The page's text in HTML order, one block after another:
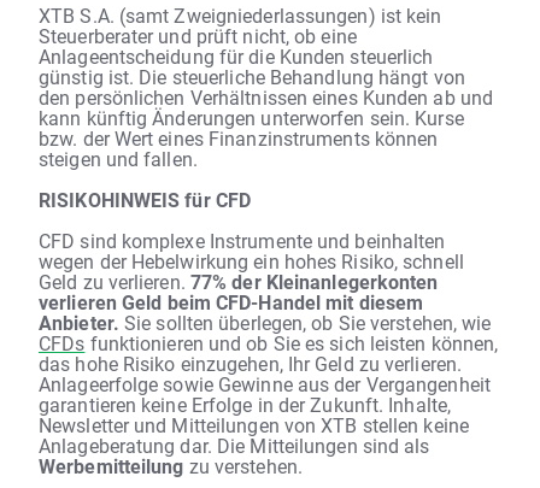
XTB S.A. (samt Zweigniederlassungen) ist kein
Steuerberater und prüft nicht, ob eine
Anlageentscheidung für die Kunden steuerlich
günstig ist. Die steuerliche Behandlung hängt von
den persönlichen Verhältnissen eines Kunden ab und
kann künftig Änderungen unterworfen sein. Kurse
bzw. der Wert eines Finanzinstruments können
steigen und fallen.
RISIKOHINWEIS für CFD
CFD sind komplexe Instrumente und beinhalten
wegen der Hebelwirkung ein hohes Risiko, schnell
Geld zu verlieren. 77% der Kleinanlegerkonten
verlieren Geld beim CFD-Handel mit diesem
Anbieter. Sie sollten überlegen, ob Sie verstehen, wie
CFDs funktionieren und ob Sie es sich leisten können,
das hohe Risiko einzugehen, Ihr Geld zu verlieren.
Anlageerfolge sowie Gewinne aus der Vergangenheit
garantieren keine Erfolge in der Zukunft. Inhalte,
Newsletter und Mitteilungen von XTB stellen keine
Anlageberatung dar. Die Mitteilungen sind als
Werbemitteilung zu verstehen.